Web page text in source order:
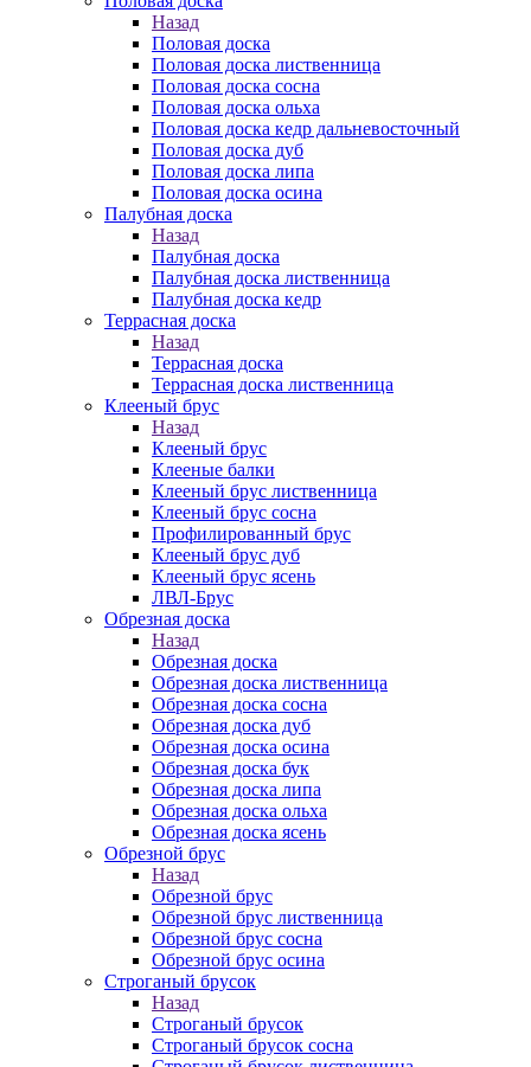
Назад
Половая доска
Половая доска лиственница
Половая доска сосна
Половая доска ольха
Половая доска кедр дальневосточный
Половая доска дуб
Половая доска липа
Половая доска осина
Палубная доска
Назад
Палубная доска
Палубная доска лиственница
Палубная доска кедр
Террасная доска
Назад
Террасная доска
Террасная доска лиственница
Клееный брус
Назад
Клееный брус
Клееные балки
Клееный брус лиственница
Клееный брус сосна
Профилированный брус
Клееный брус дуб
Клееный брус ясень
ЛВЛ-Брус
Обрезная доска
Назад
Обрезная доска
Обрезная доска лиственница
Обрезная доска сосна
Обрезная доска дуб
Обрезная доска осина
Обрезная доска бук
Обрезная доска липа
Обрезная доска ольха
Обрезная доска ясень
Обрезной брус
Назад
Обрезной брус
Обрезной брус лиственница
Обрезной брус сосна
Обрезной брус осина
Строганый брусок
Назад
Строганый брусок
Строганый брусок сосна